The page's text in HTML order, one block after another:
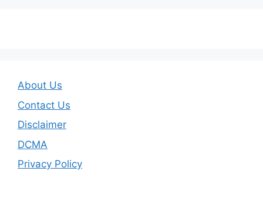
About Us
Contact Us
Disclaimer
DCMA
Privacy Policy